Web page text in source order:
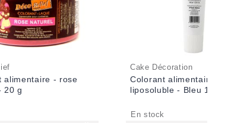
alimentaire - rose
20 g
Cake Décoration
Colorant alimentaire en
liposoluble - Bleu 100 g
En stock